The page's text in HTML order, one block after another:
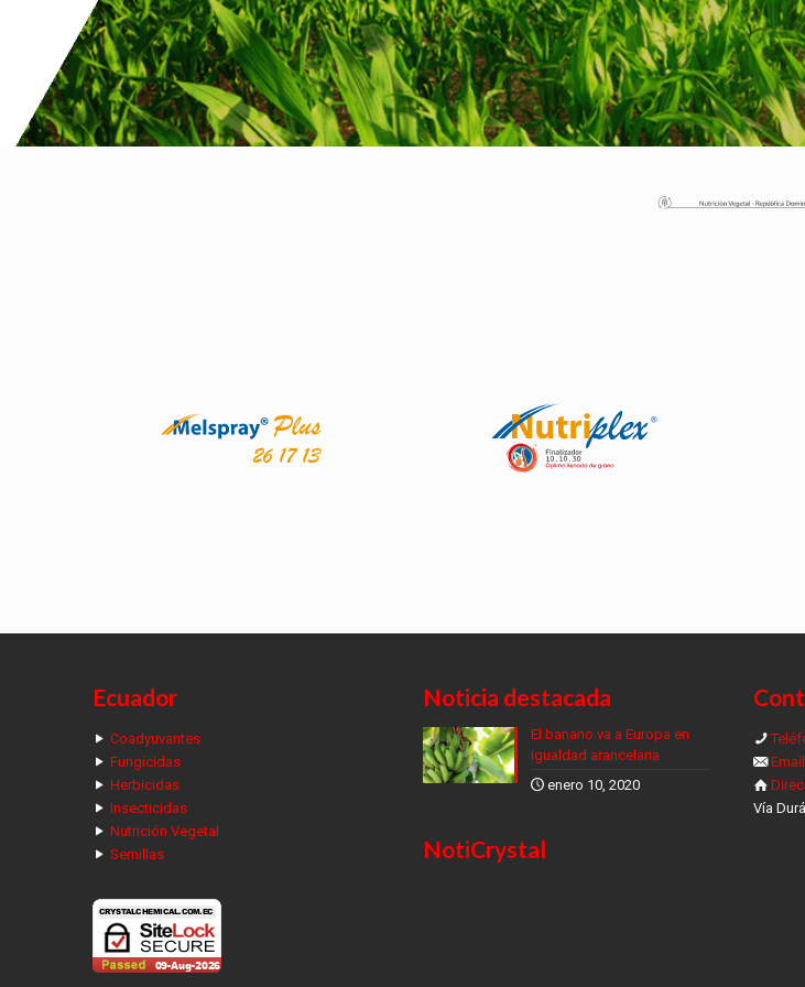
planta.
Ver producto
Fertilizante foliar soluble quelatado.
Ver producto
Ecuador
Coadyuvantes
Fungicidas
Herbicidas
Insecticidas
Nutrición Vegetal
Semillas
Noticia destacada
El banano va a Europa en
igualdad arancelaria
enero 10, 2020
NotiCrystal
Vía